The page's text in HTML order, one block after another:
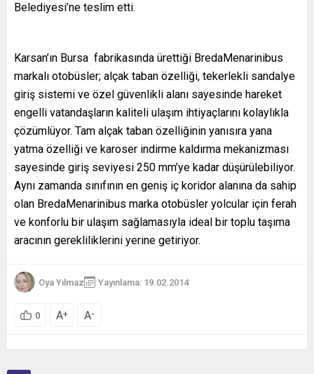
Belediyesi’ne teslim etti.
Karsan’ın Bursa fabrikasında ürettiği BredaMenarinibus
markalı otobüsler; alçak taban özelliği, tekerlekli sandalye
giriş sistemi ve özel güvenlikli alanı sayesinde hareket
engelli vatandaşların kaliteli ulaşım ihtiyaçlarını kolaylıkla
çözümlüyor. Tam alçak taban özelliğinin yanısıra yana
yatma özelliği ve karoser indirme kaldırma mekanizması
sayesinde giriş seviyesi 250 mm’ye kadar düşürülebiliyor.
Aynı zamanda sınıfının en geniş iç koridor alanına da sahip
olan BredaMenarinibus marka otobüsler yolcular için ferah
ve konforlu bir ulaşım sağlamasıyla ideal bir toplu taşıma
aracının gerekliliklerini yerine getiriyor.
Oya Yılmaz Yayınlama: 19.02.2014
0 A+ A-